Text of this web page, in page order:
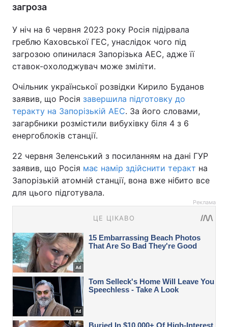
загроза
У ніч на 6 червня 2023 року Росія підірвала
греблю Каховської ГЕС, унаслідок чого під
загрозою опинилася Запорізька АЕС, адже її
ставок-охолоджувач може зміліти.
Очільник української розвідки Кирило Буданов
заявив, що Росія завершила підготовку до
теракту на Запорізькій АЕС. За його словами,
загарбники розмістили вибухівку біля 4 з 6
енергоблоків станції.
22 червня Зеленський з посиланням на дані ГУР
заявив, що Росія має намір здійснити теракт на
Запорізькій атомній станції, вона вже нібито все
для цього підготувала.
Реклама